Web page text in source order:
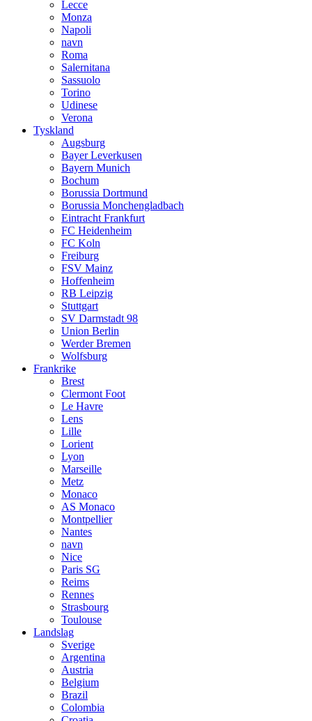
Lecce
Monza
Napoli
navn
Roma
Salernitana
Sassuolo
Torino
Udinese
Verona
Tyskland
Augsburg
Bayer Leverkusen
Bayern Munich
Bochum
Borussia Dortmund
Borussia Monchengladbach
Eintracht Frankfurt
FC Heidenheim
FC Koln
Freiburg
FSV Mainz
Hoffenheim
RB Leipzig
Stuttgart
SV Darmstadt 98
Union Berlin
Werder Bremen
Wolfsburg
Frankrike
Brest
Clermont Foot
Le Havre
Lens
Lille
Lorient
Lyon
Marseille
Metz
Monaco
AS Monaco
Montpellier
Nantes
navn
Nice
Paris SG
Reims
Rennes
Strasbourg
Toulouse
Landslag
Sverige
Argentina
Austria
Belgium
Brazil
Colombia